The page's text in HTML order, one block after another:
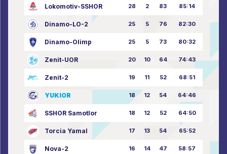
Lokomotiv-SSHOR 28 2 83 85:14
Dinamo-LO-2 25 5 76 82:30
Dinamo-Olimp 25 5 73 80:32
Zenit-UOR 20 10 64 74:43
Zenit-2 19 11 52 68:51
YUKIOR 18 12 54 64:46
SSHOR Samotlor 18 12 52 64:50
Torcia Yamal 17 13 54 65:52
Nova-2 16 14 47 58:57